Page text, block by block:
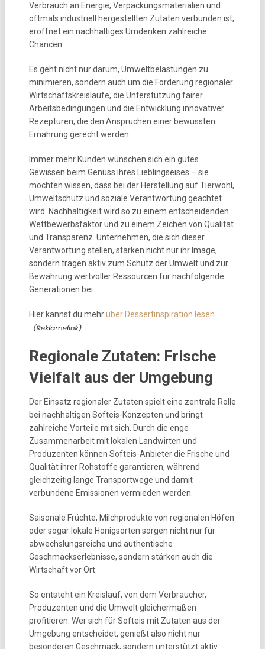
Verbrauch an Energie, Verpackungsmaterialien und
oftmals industriell hergestellten Zutaten verbunden ist,
eröffnet ein nachhaltiges Umdenken zahlreiche
Chancen.
Es geht nicht nur darum, Umweltbelastungen zu
minimieren, sondern auch um die Förderung regionaler
Wirtschaftskreisläufe, die Unterstützung fairer
Arbeitsbedingungen und die Entwicklung innovativer
Rezepturen, die den Ansprüchen einer bewussten
Ernährung gerecht werden.
Immer mehr Kunden wünschen sich ein gutes
Gewissen beim Genuss ihres Lieblingseises – sie
möchten wissen, dass bei der Herstellung auf Tierwohl,
Umweltschutz und soziale Verantwortung geachtet
wird. Nachhaltigkeit wird so zu einem entscheidenden
Wettbewerbsfaktor und zu einem Zeichen von Qualität
und Transparenz. Unternehmen, die sich dieser
Verantwortung stellen, stärken nicht nur ihr Image,
sondern tragen aktiv zum Schutz der Umwelt und zur
Bewahrung wertvoller Ressourcen für nachfolgende
Generationen bei.
Hier kannst du mehrüber Dessertinspiration lesen
Regionale Zutaten: Frische
Vielfalt aus der Umgebung
Der Einsatz regionaler Zutaten spielt eine zentrale Rolle
bei nachhaltigen Softeis-Konzepten und bringt
zahlreiche Vorteile mit sich. Durch die enge
Zusammenarbeit mit lokalen Landwirten und
Produzenten können Softeis-Anbieter die Frische und
Qualität ihrer Rohstoffe garantieren, während
gleichzeitig lange Transportwege und damit
verbundene Emissionen vermieden werden.
Saisonale Früchte, Milchprodukte von regionalen Höfen
oder sogar lokale Honigsorten sorgen nicht nur für
abwechslungsreiche und authentische
Geschmackserlebnisse, sondern stärken auch die
Wirtschaft vor Ort.
So entsteht ein Kreislauf, von dem Verbraucher,
Produzenten und die Umwelt gleichermaßen
profitieren. Wer sich für Softeis mit Zutaten aus der
Umgebung entscheidet, genießt also nicht nur
besonderen Geschmack, sondern unterstützt aktiv